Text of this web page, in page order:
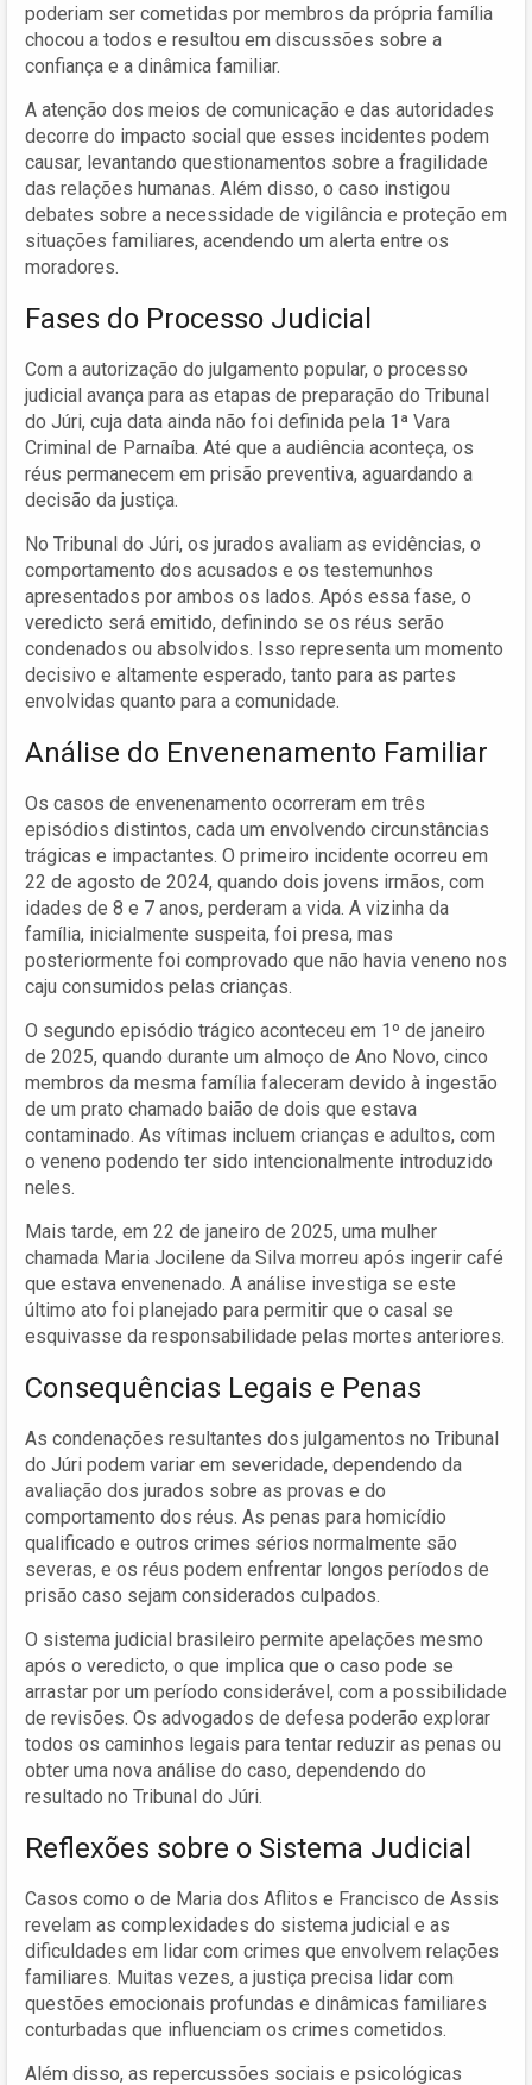
poderiam ser cometidas por membros da própria família
chocou a todos e resultou em discussões sobre a
confiança e a dinâmica familiar.
A atenção dos meios de comunicação e das autoridades
decorre do impacto social que esses incidentes podem
causar, levantando questionamentos sobre a fragilidade
das relações humanas. Além disso, o caso instigou
debates sobre a necessidade de vigilância e proteção em
situações familiares, acendendo um alerta entre os
moradores.
Fases do Processo Judicial
Com a autorização do julgamento popular, o processo
judicial avança para as etapas de preparação do Tribunal
do Júri, cuja data ainda não foi definida pela 1ª Vara
Criminal de Parnaíba. Até que a audiência aconteça, os
réus permanecem em prisão preventiva, aguardando a
decisão da justiça.
No Tribunal do Júri, os jurados avaliam as evidências, o
comportamento dos acusados e os testemunhos
apresentados por ambos os lados. Após essa fase, o
veredicto será emitido, definindo se os réus serão
condenados ou absolvidos. Isso representa um momento
decisivo e altamente esperado, tanto para as partes
envolvidas quanto para a comunidade.
Análise do Envenenamento Familiar
Os casos de envenenamento ocorreram em três
episódios distintos, cada um envolvendo circunstâncias
trágicas e impactantes. O primeiro incidente ocorreu em
22 de agosto de 2024, quando dois jovens irmãos, com
idades de 8 e 7 anos, perderam a vida. A vizinha da
família, inicialmente suspeita, foi presa, mas
posteriormente foi comprovado que não havia veneno nos
caju consumidos pelas crianças.
O segundo episódio trágico aconteceu em 1º de janeiro
de 2025, quando durante um almoço de Ano Novo, cinco
membros da mesma família faleceram devido à ingestão
de um prato chamado baião de dois que estava
contaminado. As vítimas incluem crianças e adultos, com
o veneno podendo ter sido intencionalmente introduzido
neles.
Mais tarde, em 22 de janeiro de 2025, uma mulher
chamada Maria Jocilene da Silva morreu após ingerir café
que estava envenenado. A análise investiga se este
último ato foi planejado para permitir que o casal se
esquivasse da responsabilidade pelas mortes anteriores.
Consequências Legais e Penas
As condenações resultantes dos julgamentos no Tribunal
do Júri podem variar em severidade, dependendo da
avaliação dos jurados sobre as provas e do
comportamento dos réus. As penas para homicídio
qualificado e outros crimes sérios normalmente são
severas, e os réus podem enfrentar longos períodos de
prisão caso sejam considerados culpados.
O sistema judicial brasileiro permite apelações mesmo
após o veredicto, o que implica que o caso pode se
arrastar por um período considerável, com a possibilidade
de revisões. Os advogados de defesa poderão explorar
todos os caminhos legais para tentar reduzir as penas ou
obter uma nova análise do caso, dependendo do
resultado no Tribunal do Júri.
Reflexões sobre o Sistema Judicial
Casos como o de Maria dos Aflitos e Francisco de Assis
revelam as complexidades do sistema judicial e as
dificuldades em lidar com crimes que envolvem relações
familiares. Muitas vezes, a justiça precisa lidar com
questões emocionais profundas e dinâmicas familiares
conturbadas que influenciam os crimes cometidos.
Além disso, as repercussões sociais e psicológicas